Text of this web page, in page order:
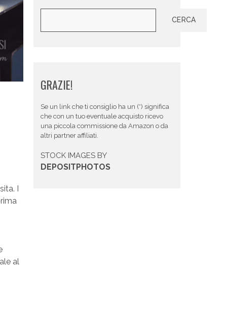
I
al
CERCA
GRAZIE!
Se un link che ti consiglio ha un (*) significa
che con un tuo eventuale acquisto ricevo
una piccola commissione da Amazon o da
altri partner affiliati.
STOCK IMAGES BY
DEPOSITPHOTOS